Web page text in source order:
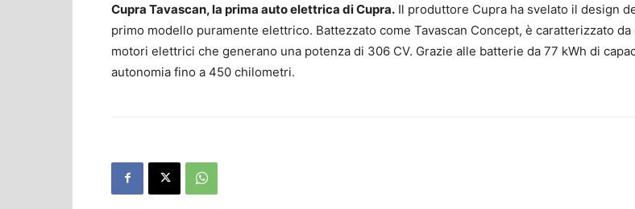
Cupra Tavascan, la prima auto elettrica di Cupra. Il produttore Cupra ha svelato il design
primo modello puramente elettrico. Battezzato come Tavascan Concept, è caratterizzato da
motori elettrici che generano una potenza di 306 CV. Grazie alle batterie da 77 kWh di
autonomia fino a 450 chilometri.